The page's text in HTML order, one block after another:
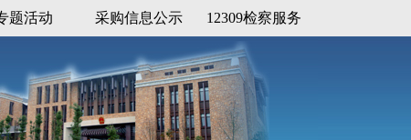
题活动 采购信息公示 12309检察服务